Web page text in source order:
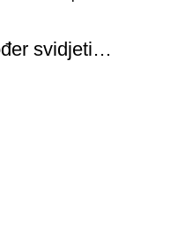
svidjeti…